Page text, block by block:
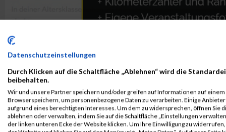
ALBUM B2RUN MÜNCHEN / 15.07.2026
Datenschutzeinstellungen
Durch Klicken auf die Schaltfläche „Ablehnen“ wird die
beibehalten.
Wir und unsere Partner speichern und/oder greifen auf Informationen auf
Browserspeichern, um personenbezogene Daten zu verarbeiten. Einige
aufgrund eines berechtigten Interesses. Um dem zu widersprechen, öffnen Sie
ablehnen oder verwalten, indem Sie auf die Schaltfläche „Einstellungen
der linken unteren Ecke der Website klicken. Um Ihre Einwilligung zu